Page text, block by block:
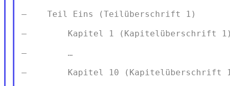
—    Teil Eins (Teilüberschrift 1)
—        Kapitel 1 (Kapitelüberschrift
—        …
—        Kapitel 10 (Kapitelüberschrift